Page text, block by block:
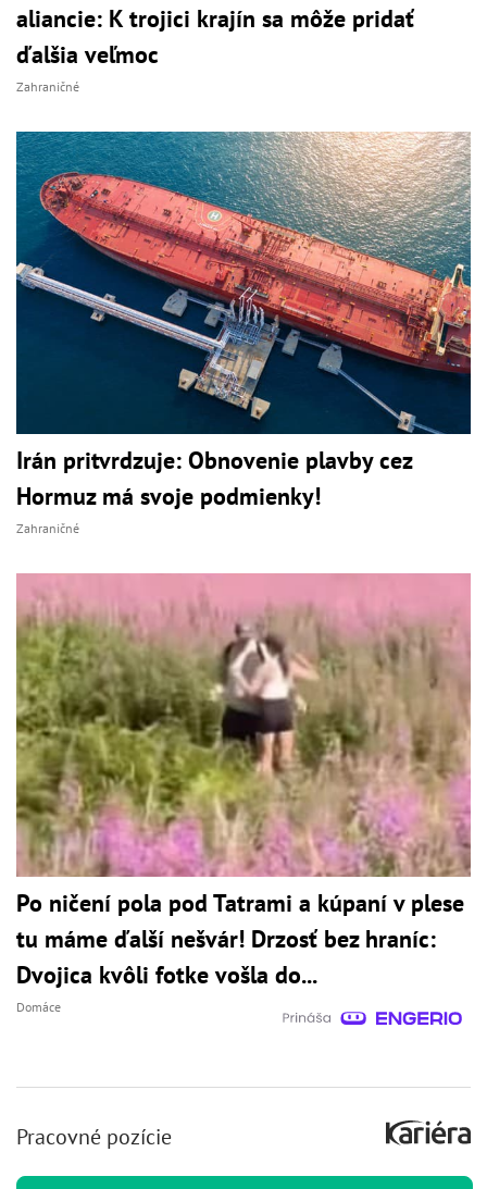
aliancie: K trojici krajín sa môže pridať
ďalšia veľmoc
Zahraničné
Irán pritvrdzuje: Obnovenie plavby cez
Hormuz má svoje podmienky!
Zahraničné
Po ničení pola pod Tatrami a kúpaní v plese
tu máme ďalší nešvár! Drzosť bez hraníc:
Dvojica kvôli fotke vošla do...
Domáce
Pracovné pozície